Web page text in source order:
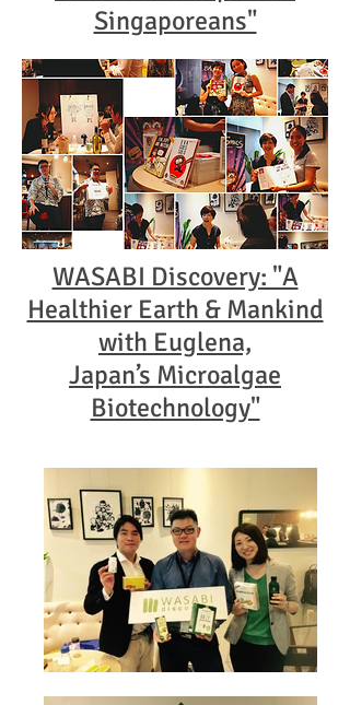
Singaporeans"
WASABI Discovery: "A
Healthier Earth & Mankind
with Euglena,
Japan’s Microalgae
Biotechnology"